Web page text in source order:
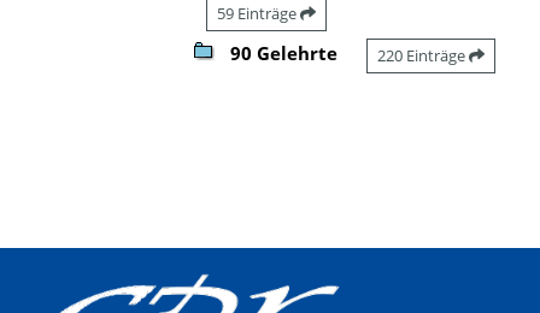
59 Einträge
90 Gelehrte 220 Einträge